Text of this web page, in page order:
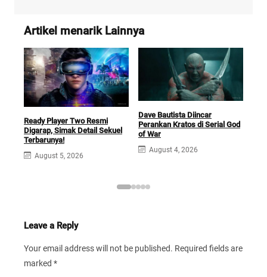
Artikel menarik Lainnya
Ready Player Two Resmi
Digarap, Simak Detail Sekuel
Terbarunya!
August 5, 2026
Dave Bautista Diincar
Perankan Kratos di Serial God
of War
August 4, 2026
Leave a Reply
Your email address will not be published. Required fields are
marked *